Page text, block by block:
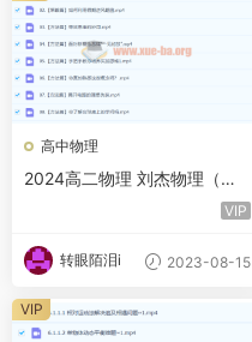
高中物理
2024高二物理 刘杰物理（上
VIP
转眼陌泪i 2023-08-15
VIP